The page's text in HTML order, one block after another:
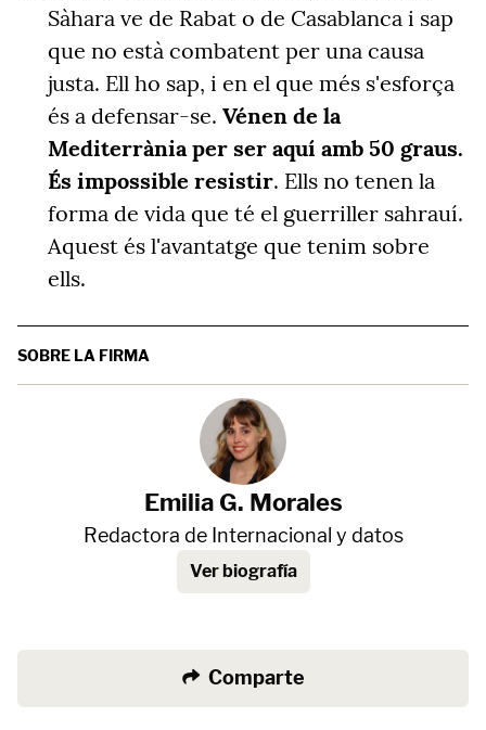
Sàhara ve de Rabat o de Casablanca i sap
que no està combatent per una causa
justa. Ell ho sap, i en el que més s'esforça
és a defensar-se. Vénen de la
Mediterrània per ser aquí amb 50 graus.
És impossible resistir. Ells no tenen la
forma de vida que té el guerriller sahrauí.
Aquest és l'avantatge que tenim sobre
ells.
SOBRE LA FIRMA
Emilia G. Morales
Redactora de Internacional y datos
Ver biografía
Comparte